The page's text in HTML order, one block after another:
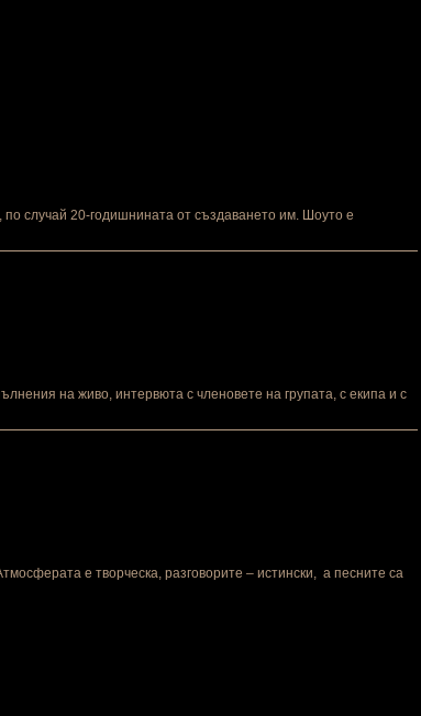
по случай 20-годишнината от създаването им. Шоуто е
на живо, интервюта с членовете на групата, с екипа и с
е творческа, разговорите – истински, а песните са